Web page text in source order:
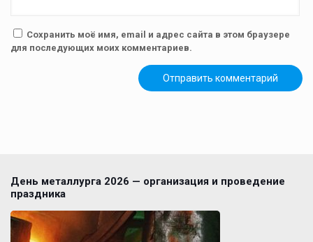
Сохранить моё имя, email и адрес сайта в этом браузере
для последующих моих комментариев.
День металлурга 2026 — организация и проведение
праздника